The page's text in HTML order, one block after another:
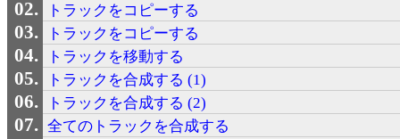
トラックをコピーする
トラックをコピーする
トラックを移動する
トラックを合成する (1)
トラックを合成する (2)
全てのトラックを合成する